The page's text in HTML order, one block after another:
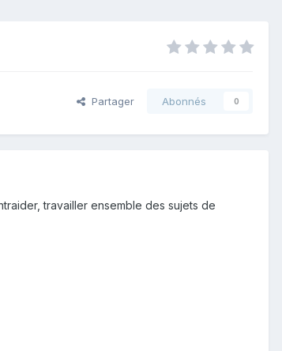
Partager Abonnés 0
travailler ensemble des sujets de